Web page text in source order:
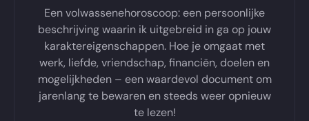
Een volwassenehoroscoop: een persoonlijke
beschrijving waarin ik uitgebreid in ga op jouw
karaktereigenschappen. Hoe je omgaat met
werk, liefde, vriendschap, financiën, doelen en
mogelijkheden – een waardevol document om
jarenlang te bewaren en steeds weer opnieuw
te lezen!